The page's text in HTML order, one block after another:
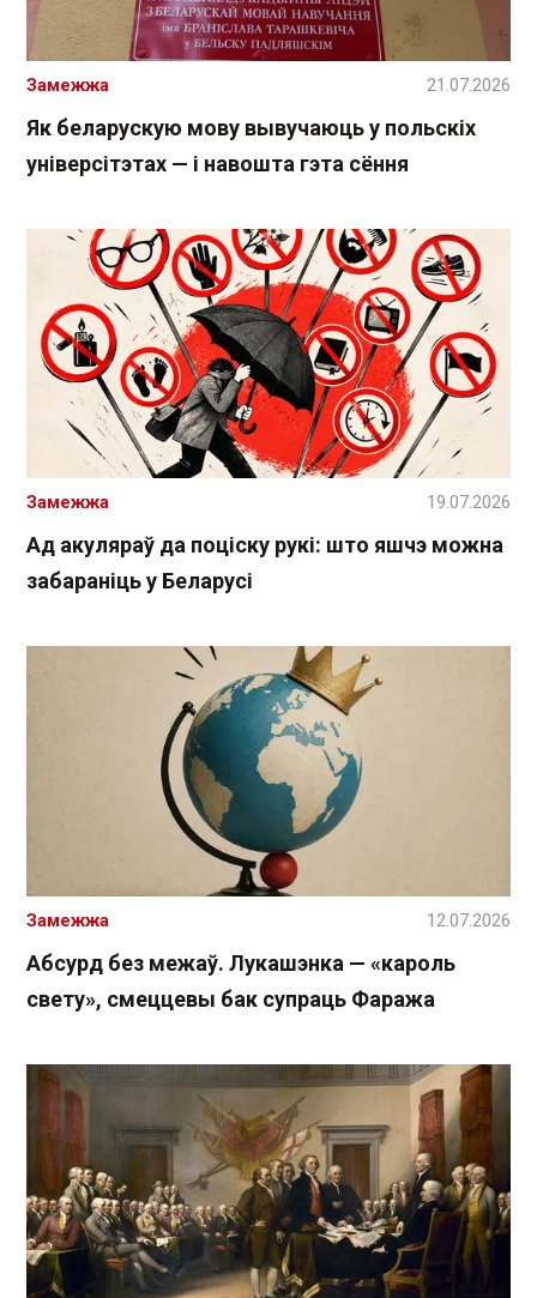
Як беларускую мову вывучаюць у польскіх
універсітэтах — і навошта гэта сёння
Замежжа 21.07.2026
Ад акуляраў да поціску рукі: што яшчэ можна
забараніць у Беларусі
Замежжа 19.07.2026
Абсурд без межаў. Лукашэнка — «кароль
свету», смеццевы бак супраць Фаража
Замежжа 12.07.2026